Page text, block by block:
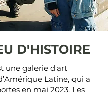
D'HISTOIRE
une galerie d'art
Latine, qui a
en mai 2023. Les